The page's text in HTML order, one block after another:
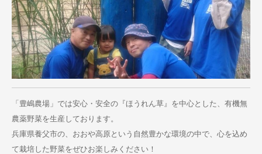
「豊嶋農場」では安心・安全の『ほうれん草』を中心とした、有機無
農薬野菜を生産しております。
兵庫県養父市の、おおや高原という自然豊かな環境の中で、心を込め
て栽培した野菜をぜひお楽しみください！